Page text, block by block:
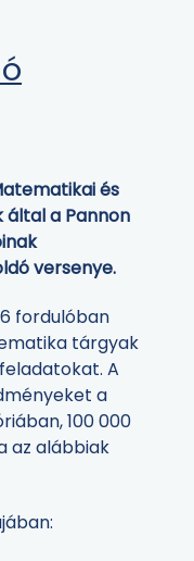
és
által a Pannon
versenye.
fordulóban
tárgyak
A
a
100 000
az alábbiak